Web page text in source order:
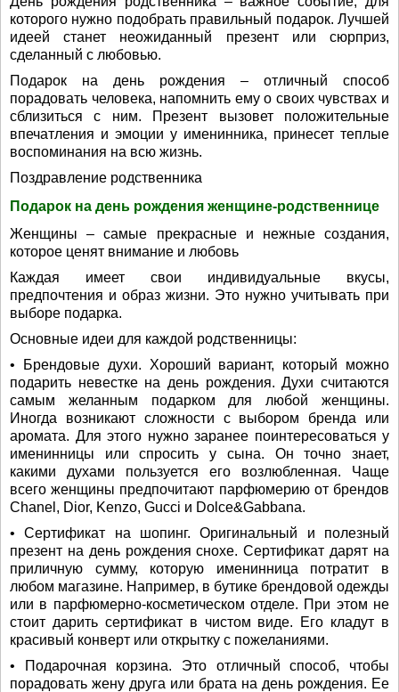
которого нужно подобрать правильный подарок. Лучшей
идеей станет неожиданный презент или сюрприз,
сделанный с любовью.
Подарок на день рождения – отличный способ
порадовать человека, напомнить ему о своих чувствах и
сблизиться с ним. Презент вызовет положительные
впечатления и эмоции у именинника, принесет теплые
воспоминания на всю жизнь.
Поздравление родственника
Подарок на день рождения женщине-родственнице
Женщины – самые прекрасные и нежные создания,
которое ценят внимание и любовь
Каждая имеет свои индивидуальные вкусы,
предпочтения и образ жизни. Это нужно учитывать при
выборе подарка.
Основные идеи для каждой родственницы:
• Брендовые духи. Хороший вариант, который можно
подарить невестке на день рождения. Духи считаются
самым желанным подарком для любой женщины.
Иногда возникают сложности с выбором бренда или
аромата. Для этого нужно заранее поинтересоваться у
именинницы или спросить у сына. Он точно знает,
какими духами пользуется его возлюбленная. Чаще
всего женщины предпочитают парфюмерию от брендов
Chanel, Dior, Kenzo, Gucci и Dolce&Gabbana.
• Сертификат на шопинг. Оригинальный и полезный
презент на день рождения снохе. Сертификат дарят на
приличную сумму, которую именинница потратит в
любом магазине. Например, в бутике брендовой одежды
или в парфюмерно-косметическом отделе. При этом не
стоит дарить сертификат в чистом виде. Его кладут в
красивый конверт или открытку с пожеланиями.
• Подарочная корзина. Это отличный способ, чтобы
порадовать жену друга или брата на день рождения. Ее